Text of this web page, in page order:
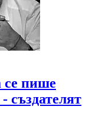
се пише
създателят